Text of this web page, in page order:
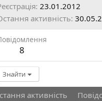
23.01.2012
активність
8
Знайти
активність